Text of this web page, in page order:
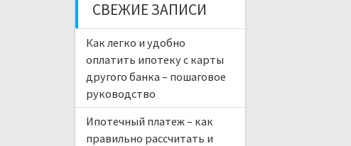
СВЕЖИЕ ЗАПИСИ
Как легко и удобно
оплатить ипотеку с карты
другого банка – пошаговое
руководство
Ипотечный платеж – как
правильно рассчитать и